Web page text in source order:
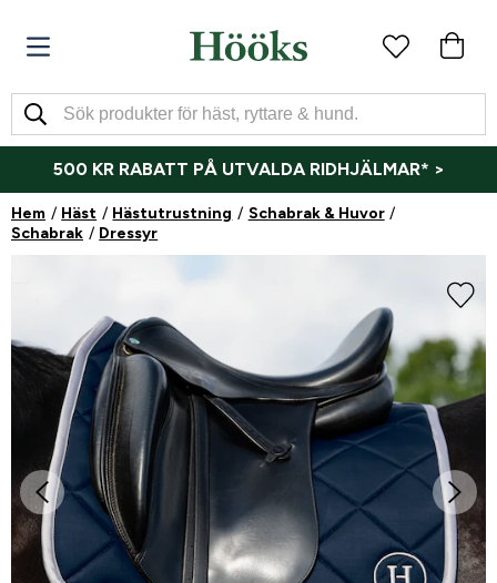
500 KR RABATT PÅ UTVALDA RIDHJÄLMAR* >
Hem Häst Hästutrustning
Schabrak & Huvor
Schabrak
Dressyr